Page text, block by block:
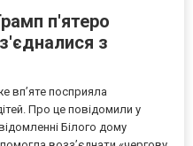
п'ятеро
з
впʼяте посприяла
Про це повідомили у
Білого дому